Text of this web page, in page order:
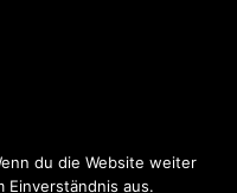
du die Website weiter
aus.